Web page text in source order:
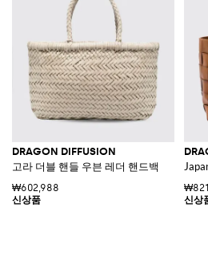
DRAGON DIFFUSION
고라 더블 핸들 우븐 레더 핸드백
₩602,988